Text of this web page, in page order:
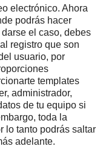
electrónico. Ahora
podrás hacer
el caso, debes
registro que son
usuario, por
templates
administrador,
de tu equipo si
toda la
lo tanto podrás saltar
adelante.